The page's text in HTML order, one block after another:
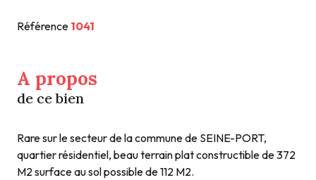
Référence 1041
A propos
de ce bien
Rare sur le secteur de la commune de SEINE-PORT,
quartier résidentiel, beau terrain plat constructible de 372
M2 surface au sol possible de 112 M2.